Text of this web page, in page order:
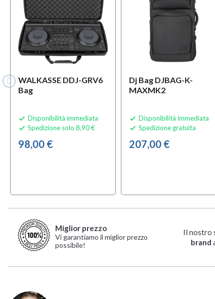
WALKASSE DDJ-GRV6
Bag
 Disponibilità immediata
 Spedizione solo 8,90 €
98,00 €
Dj Bag DJBAG-K-
MAXMK2
 Disponibilità immediata
 Spedizione gratuita
207,00 €
Miglior prezzo
Vi garantiamo il miglior prezzo
possibile!
Il nostro
brand